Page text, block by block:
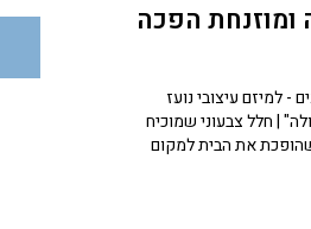
הפכה
למיזם עיצובי נועז
| חלל צבעוני שמוכיח
את הבית למקום